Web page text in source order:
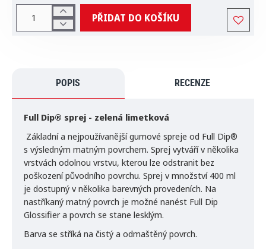
PŘIDAT DO KOŠÍKU
POPIS RECENZE
Full Dip® sprej - zelená limetková
Základní a nejpoužívanější gumové spreje od Full Dip®
s výsledným matným povrchem. Sprej vytváří v několika
vrstvách odolnou vrstvu, kterou lze odstranit bez
poškození původního povrchu. Sprej v množství 400 ml
je dostupný v několika barevných provedeních. Na
nastříkaný matný povrch je možné nanést Full Dip
Glossifier a povrch se stane lesklým.
Barva se stříká na čistý a odmaštěný povrch.